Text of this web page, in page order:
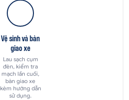
Vệ sinh và bàn
giao xe
Lau sạch cụm
đèn, kiểm tra
mạch lần cuối,
bàn giao xe
kèm hướng dẫn
sử dụng.